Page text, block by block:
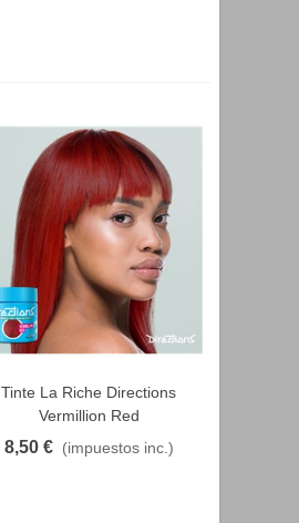
FAVORITO
Tinte La Riche Directions
Vermillion Red
8,50 € (impuestos inc.)